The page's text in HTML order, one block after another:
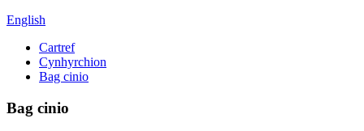
English
Cartref
Cynhyrchion
Bag cinio
Bag cinio